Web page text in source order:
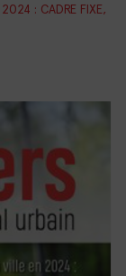
: CADRE FIXE,